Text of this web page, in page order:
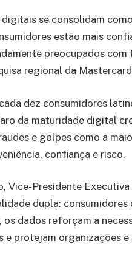
se consolidam
estão mais
preocupados
regional da
dez consumidores
da maturidade digital
e golpes como a
confiança e risco.
Vice-Presidente
dupla:
os dados reforçam a
e protejam organizações e